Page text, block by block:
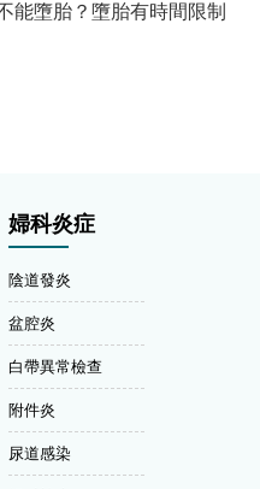
能墮胎？墮胎有時間限制
婦科炎症
陰道發炎
盆腔炎
白帶異常檢查
附件炎
尿道感染